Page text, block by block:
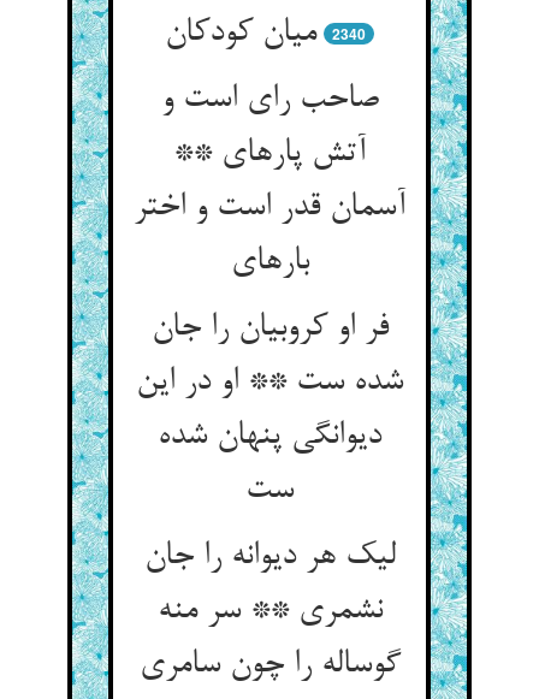
میان کودکان‏
2340
صاحب رای است و
آتش پاره‏ای **
آسمان قدر است و اختر
باره‏ای‏
فر او کروبیان را جان
شده ست ** او در این
دیوانگی پنهان شده
ست‏
لیک هر دیوانه را جان
نشمری ** سر منه
گوساله را چون سامری‏